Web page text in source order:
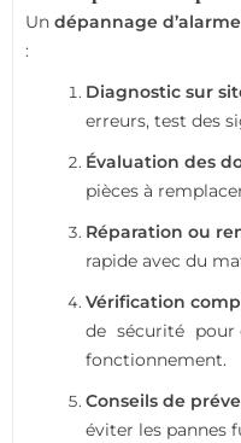
Un dépannage
:
Diagnostic sur
erreurs, test des
Évaluation des
pièces à
Réparation ou
rapide avec du
Vérification
de sécurité pour
fonctionnement.
Conseils de
éviter les pannes